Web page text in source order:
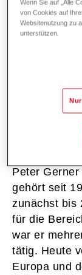
Peter
Vertrieb
Peter
gehört seit
zunächst bis
für die
war er
tätig. Heute
Europa und
Wenn Sie auf „Alle
von Cookies auf
Websitenutzung zu
unterstützen.